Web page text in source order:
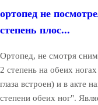
ортопед не
степень плос...
Ортопед, не смотря
2 степень на обеих
глаза встроен) и в акте
степени обеих ног".